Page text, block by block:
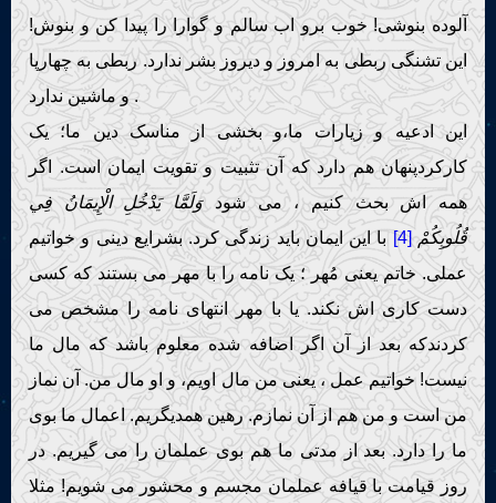
آلوده بنوشی! خوب برو اب سالم و گوارا را پیدا کن و بنوش!
این تشنگی ربطی به امروز و دیروز بشر ندارد. ربطی به چهارپا
و ماشین ندارد .
این ادعیه و زیارات ما،و بخشی از مناسک دین ما؛ یک
کارکردپنهان هم دارد که آن تثبیت و تقویت ایمان است. اگر
همه اش بحث کنیم ، می شودوَلَمَّا يَدْخُلِ الْإِيمَانُ فِي
قُلُوبِكُمْ [4]
با این ایمان باید زندگی کرد. بشرایع دینی و خواتیم
عملی. خاتم یعنی مُهر ؛ یک نامه را با مهر می بستند که کسی
دست کاری اش نکند. یا با مهر انتهای نامه را مشخص می
کردندکه بعد از آن اگر اضافه شده معلوم باشد که مال ما
نیست! خواتیم عمل ، یعنی من مال اویم، و او مال من. آن نماز
من است و من هم از آن نمازم. رهین همدیگریم. اعمال ما بوی
ما را دارد. بعد از مدتی ما هم بوی عملمان را می گیریم. در
روز قیامت با قیافه عملمان مجسم و محشور می شویم! مثلا